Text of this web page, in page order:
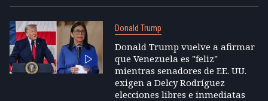
Donald Trump
Donald Trump vuelve a afirmar
que Venezuela es "feliz"
mientras senadores de EE. UU.
exigen a Delcy Rodríguez
elecciones libres e inmediatas